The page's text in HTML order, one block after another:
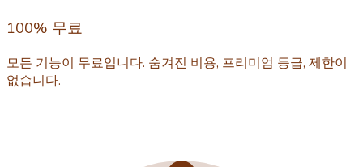
100% 무료
모든 기능이 무료입니다. 숨겨진 비용, 프리미엄 등급, 제한이
없습니다.